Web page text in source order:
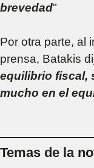
brevedad"
Por otra parte, al
prensa, Batakis
equilibrio fiscal,
mucho en el
Temas de la